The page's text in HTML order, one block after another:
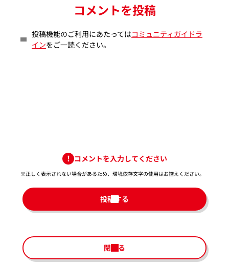
コメントを投稿
投稿機能のご利用にあたってはコミュニティガイドラ
インをご一読ください。
コメントを入力してください
※正しく表示されない場合があるため、環境依存文字の使用はお控えください。​
投稿する
閉じる